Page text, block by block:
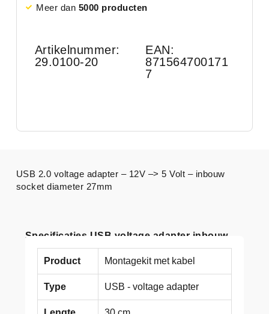
Meer dan 5000 producten
Artikelnummer:
29.0100-20
EAN:
871564700171
7
Specificaties USB voltage adapter inbouw
Product Montagekit met kabel
Type USB - voltage adapter
USB 2.0 voltage adapter – 12V –> 5 Volt – inbouw
socket diameter 27mm